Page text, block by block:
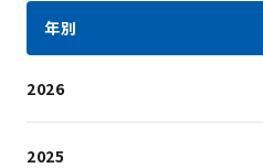
年別
2026
2025